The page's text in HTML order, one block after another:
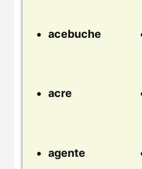
acebuche
acre
agente